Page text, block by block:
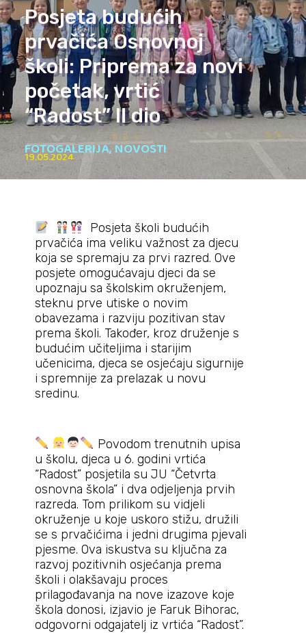
Posjeta budućih
prvačića Osnovnoj
školi: Priprema za novi
početak, vrtić
“Radost” II dio
FOTOGALERIJA,NOVOSTI
19.05.2024
Posjeta školi budućih
prvačića ima veliku važnost za djecu
koja se spremaju za prvi razred. Ove
posjete omogućavaju djeci da se
upoznaju sa školskim okruženjem,
steknu prve utiske o novim
obavezama i razviju pozitivan stav
prema školi. Također, kroz druženje s
budućim učiteljima i starijim
učenicima, djeca se osjećaju sigurnije
i spremnije za prelazak u novu
sredinu.
Povodom trenutnih upisa
u školu, djeca u 6. godini vrtića
“Radost” posjetila su JU “Četvrta
osnovna škola” i dva odjeljenja prvih
razreda. Tom prilikom su vidjeli
okruženje u koje uskoro stižu, družili
se s prvačićima i jedni drugima pjevali
pjesme. Ova iskustva su ključna za
razvoj pozitivnih osjećanja prema
školi i olakšavaju proces
prilagođavanja na nove izazove koje
škola donosi, izjavio je Faruk Bihorac,
odgovorni odgajatelj iz vrtića “Radost”.